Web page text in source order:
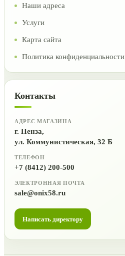
Наши адреса
Услуги
Карта сайта
Политика конфиденциальности
Контакты
АДРЕС МАГАЗИНА
г. Пенза,
ул. Коммунистическая, 32 Б
ТЕЛЕФОН
+7 (8412) 200-500
ЭЛЕКТРОННАЯ ПОЧТА
sale@onix58.ru
Написать директору